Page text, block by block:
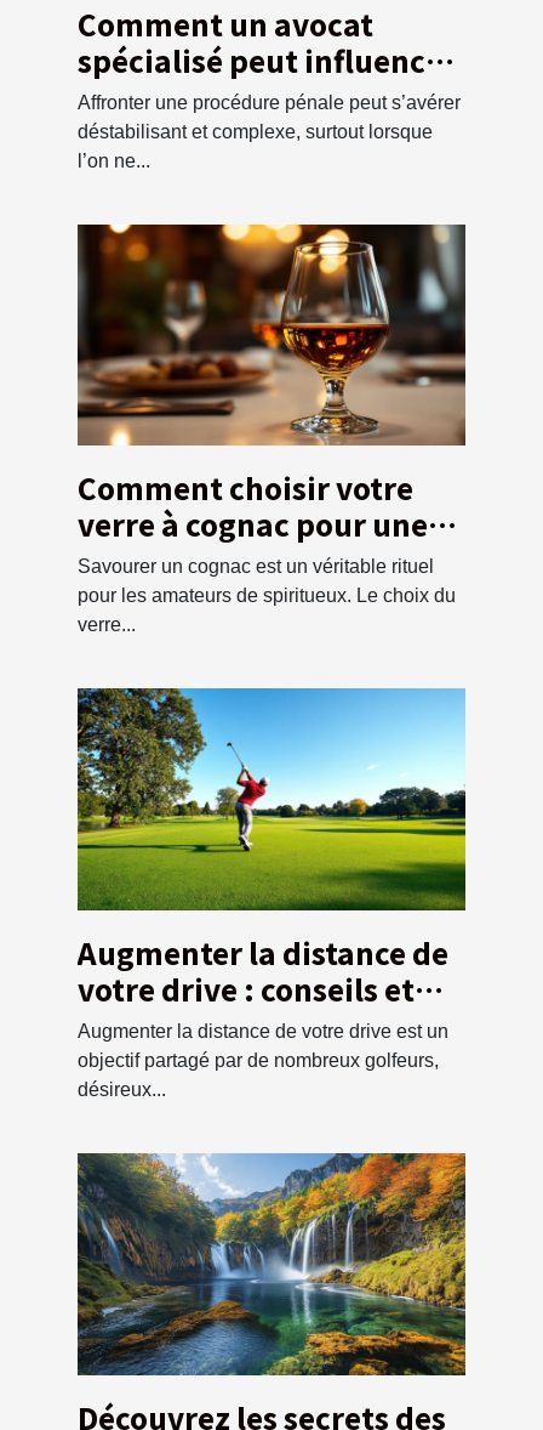
Comment un avocat
spécialisé peut influencer
l'issue d'une affaire
pénale ?
Affronter une procédure pénale peut s’avérer
déstabilisant et complexe, surtout lorsque
l’on ne...
Comment choisir votre
verre à cognac pour une
dégustation optimale ?
Savourer un cognac est un véritable rituel
pour les amateurs de spiritueux. Le choix du
verre...
Augmenter la distance de
votre drive : conseils et
techniques
Augmenter la distance de votre drive est un
objectif partagé par de nombreux golfeurs,
désireux...
Découvrez les secrets des